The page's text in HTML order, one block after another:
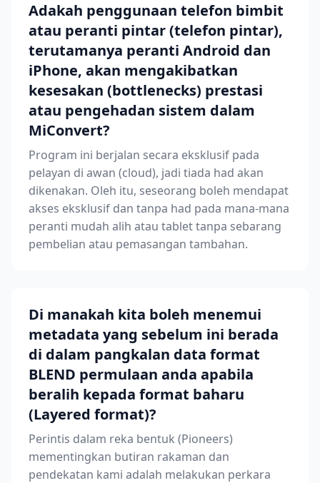
Adakah penggunaan telefon bimbit
atau peranti pintar (telefon pintar),
terutamanya peranti Android dan
iPhone, akan mengakibatkan
kesesakan (bottlenecks) prestasi
atau pengehadan sistem dalam
MiConvert?
Program ini berjalan secara eksklusif pada
pelayan di awan (cloud), jadi tiada had akan
dikenakan. Oleh itu, seseorang boleh mendapat
akses eksklusif dan tanpa had pada mana-mana
peranti mudah alih atau tablet tanpa sebarang
pembelian atau pemasangan tambahan.
Di manakah kita boleh menemui
metadata yang sebelum ini berada
di dalam pangkalan data format
BLEND permulaan anda apabila
beralih kepada format baharu
(Layered format)?
Perintis dalam reka bentuk (Pioneers)
mementingkan butiran rakaman dan
pendekatan kami adalah melakukan perkara